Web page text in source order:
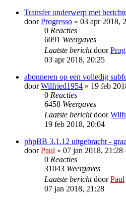
Transfer onderwerp met
doorProgresso » 03 apr 2018,
0 Reacties
6091 Weergaves
Laatste berichtdoor
03 apr 2018, 20:25
abonneren op een volledig
doorWilfried1954 » 19 feb
0 Reacties
6458 Weergaves
Laatste berichtdoor
19 feb 2018, 20:04
phpBB 3.1.12 uitgebracht -
doorPaul » 07 jan 2018, 21:28
0 Reacties
31043 Weergaves
Laatste berichtdoorPaul
07 jan 2018, 21:28